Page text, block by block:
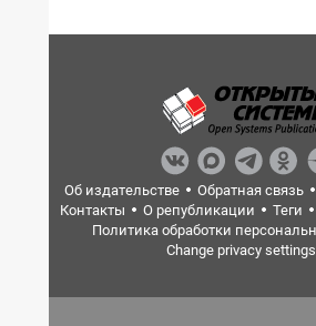
Об издательстве Обратная связь
Контакты
О републикации Теги
Политика обработки
Change privacy settings